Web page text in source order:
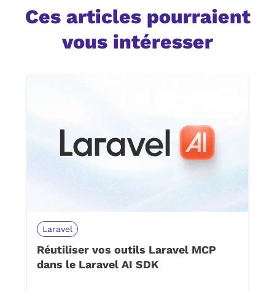
Ces articles pourraient
vous intéresser
Laravel
Réutiliser vos outils Laravel MCP
dans le Laravel AI SDK